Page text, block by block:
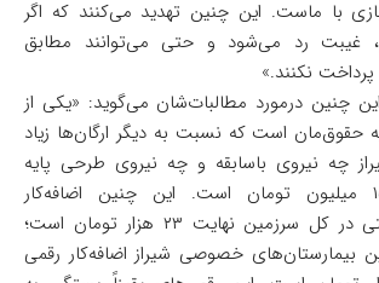
با ماست. این چنین تهدید می‌کنند که اگر
غیبت رد می‌شود و حتی می‌توانند مطابق
نکنند.»
چنین درمورد مطالبات‌شان می‌گوید: «یکی از
حقوق‌مان است که نسبت به دیگر ارگان‌ها زیاد
چه نیروی باسابقه و چه نیروی طرحی پایه
حقوقش ۱۰ تا ۱۵ میلیون تومان است. این چنین اضافه‌کار
بیمارستان‌های دولتی در کل سرزمین نهایت ۲۳ هزار تومان است؛
بیمارستان‌های خصوصی شیراز اضافه‌کار رقمی